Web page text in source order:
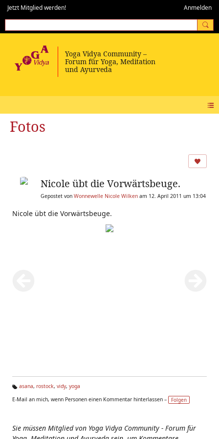
Jetzt Mitglied werden! Anmelden
Fotos
Nicole übt die Vorwärtsbeuge.
Gepostet von Wonnewelle Nicole Wilken am 12. April 2011 um 13:04
Nicole übt die Vorwärtsbeuge.
g
asana, rostock, vidy, yoga
E-Mail an mich, wenn Personen einen Kommentar hinterlassen –
Folgen
Sie müssen Mitglied von Yoga Vidya Community - Forum für